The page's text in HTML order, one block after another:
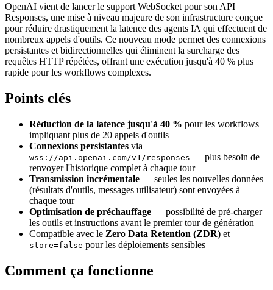
OpenAI vient de lancer le support WebSocket pour son API
Responses, une mise à niveau majeure de son infrastructure conçue
pour réduire drastiquement la latence des agents IA qui effectuent de
nombreux appels d'outils. Ce nouveau mode permet des connexions
persistantes et bidirectionnelles qui éliminent la surcharge des
requêtes HTTP répétées, offrant une exécution jusqu'à 40 % plus
rapide pour les workflows complexes.
Points clés
Réduction de la latence jusqu'à 40 % pour les workflows
impliquant plus de 20 appels d'outils
Connexions persistantes via
wss://api.openai.com/v1/responses — plus besoin de
renvoyer l'historique complet à chaque tour
Transmission incrémentale — seules les nouvelles données
(résultats d'outils, messages utilisateur) sont envoyées à
chaque tour
Optimisation de préchauffage — possibilité de pré-charger
les outils et instructions avant le premier tour de génération
Compatible avec le Zero Data Retention (ZDR) et
store=false pour les déploiements sensibles
Comment ça fonctionne